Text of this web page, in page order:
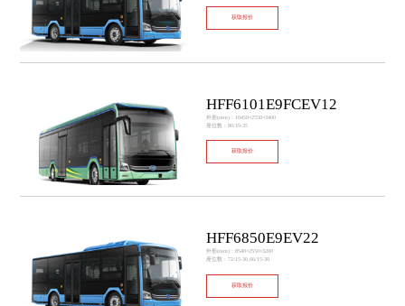
获取报价
HFF6101E9FCEV12
外形(mm)：10450×2550×3400
座位数：80/19-35
获取报价
HFF6850E9EV22
外形(mm)：8540×2550×3200
座位数：72/15-30,66/15-30
获取报价